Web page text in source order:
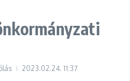
2023.02.24. 11:37